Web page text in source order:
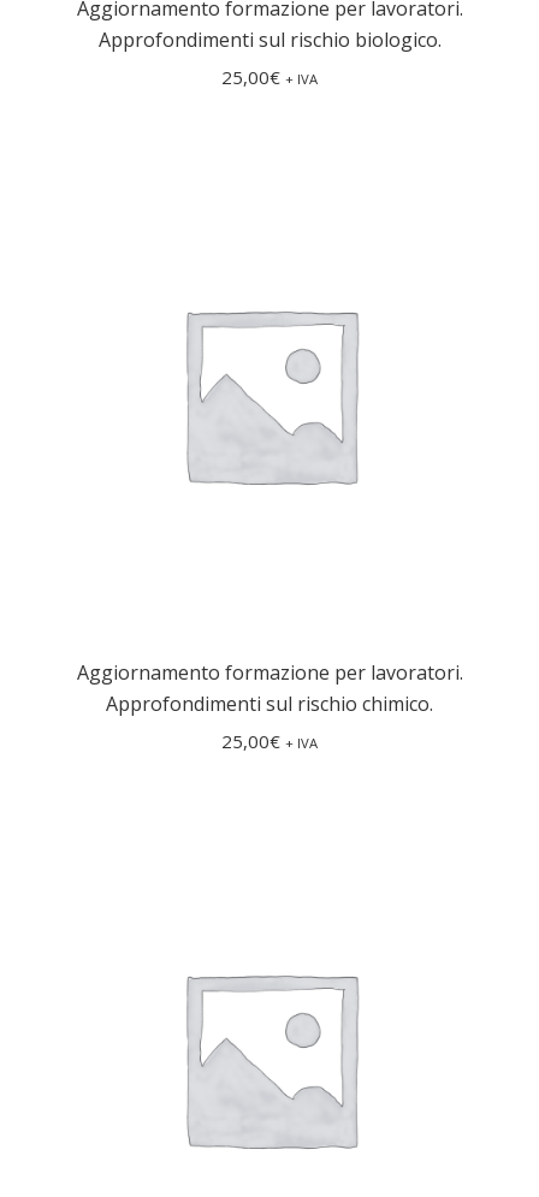
Aggiornamento formazione per lavoratori.
Approfondimenti sul rischio biologico.
25,00€ + IVA
Aggiornamento formazione per lavoratori.
Approfondimenti sul rischio chimico.
25,00€ + IVA